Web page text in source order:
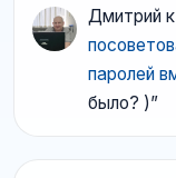
Дмитрий
паролей
было? )”